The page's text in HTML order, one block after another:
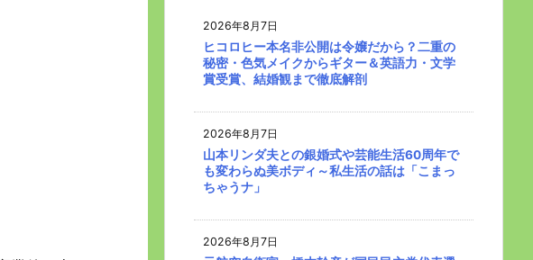
2026年8月7日
ヒコロヒー本名非公開は令嬢だから？二重の
秘密・色気メイクからギター＆英語力・文学
賞受賞、結婚観まで徹底解剖
2026年8月7日
山本リンダ夫との銀婚式や芸能生活60周年で
も変わらぬ美ボディ～私生活の話は「こまっ
ちゃうナ」
2026年8月7日